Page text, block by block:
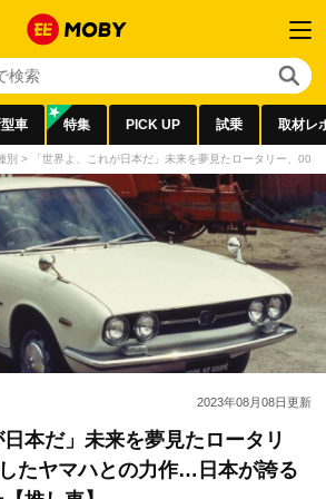
車 特集 PICK UP 試乗 取材レ
別 > 「世界よ、これが日本だ」未来を夢見たロータリー、
2023年08月08日更新
日本だ」未来を夢見たロータリ
たヤマハとの力作…日本が誇る